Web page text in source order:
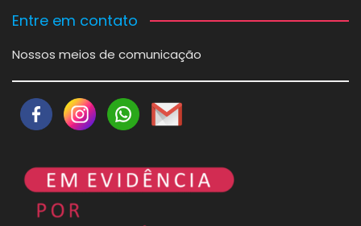
Entre em contato
Nossos meios de comunicação